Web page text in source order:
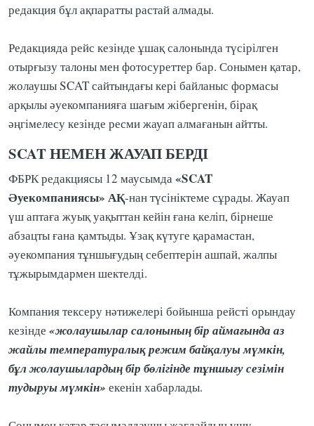
редакция бұл ақпаратты растай алмады.
Редакцияда рейс кезінде ұшақ салонында түсірілген
отырғызу талоны мен фотосуреттер бар. Сонымен қатар,
жолаушы SCAT сайтындағы кері байланыс формасы
арқылы әуекомпанияға шағым жібергенін, бірақ
әңгімелесу кезінде ресми жауап алмағанын айтты.
SCAT НЕМЕН ЖАУАП БЕРДІ
ФБРК редакциясы 12 маусымда«SCAT
Әуекомпаниясы» АҚ-нан түсініктеме сұрады. Жауап
үш аптаға жуық уақыттан кейін ғана келіп, бірнеше
абзацты ғана қамтыды. Ұзақ күтуге қарамастан,
әуекомпания тұншығудың себептерін ашпай, жалпы
тұжырымдармен шектелді.
Компания тексеру нәтижелері бойынша рейсті орындау
кезінде «жолаушылар салонының бір аймағында аз
жайлы температуралық режим байқалуы мүмкін,
бұл жолаушылардың бір бөлігінде тұншығу сезімін
тудыруы мүмкін» екенін хабарлады.